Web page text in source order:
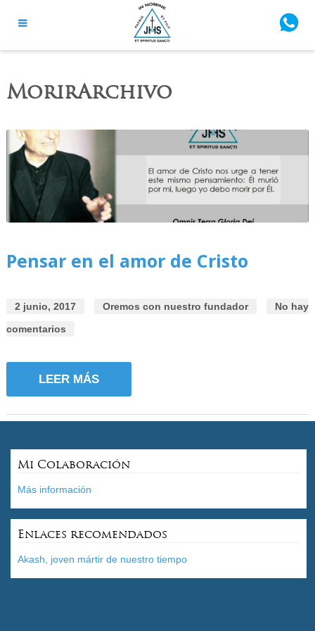
MorirArchivo
Pensar en el amor de Cristo
2 junio, 2017 Oremos con nuestro fundador
No hay
comentarios
LEER MÁS
Mi Colaboración
Más información
Enlaces recomendados
Akash, joven mártir de nuestro tiempo